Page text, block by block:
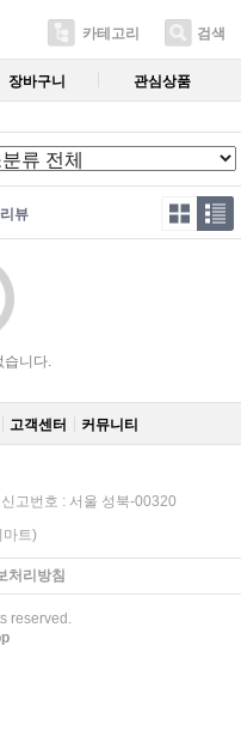
카테고리 검색
장바구니 관심상품
뷰
니다.
고객센터 커뮤니티
고번호 : 서울 성북-00320
트)
처리방침
reserved.